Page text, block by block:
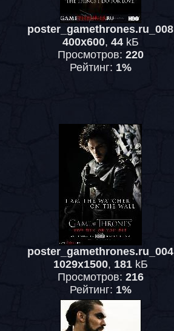
poster_gamethrones.ru_008
400x600, 44kБ
Просмотров: 220
Рейтинг: 1%
poster_gamethrones.ru_004
1029x1500, 181kБ
Просмотров: 216
Рейтинг: 1%